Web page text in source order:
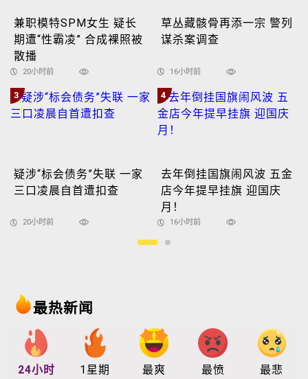
兼职模特SPM女生 疑长
期遭“性霸凌” 合成裸照被
散播
20小时前
草丛藏骸骨再添一宗 警列
谋杀案调查
16小时前
3
疑涉“标会债务”失联 一家
三口凌晨自首遭扣查
20小时前
4
去年倒挂国旗闹风波 五金
店今年提早挂旗 迎国庆
月！
16小时前
最热新闻
24小时 1星期 最爽 最愤 最悲